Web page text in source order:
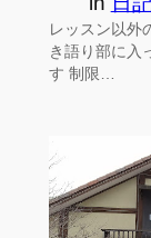
レッスン以外
き語り部に入
す 制限…